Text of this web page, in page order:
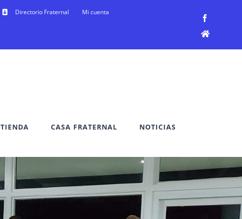
Directorio Fraternal Mi cuenta
Facebook
TIENDA CASA FRATERNAL NOTICIAS